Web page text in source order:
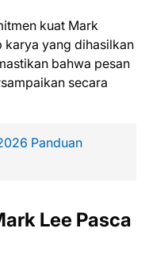
kuat Mark
karya yang dihasilkan
bahwa pesan
secara
Panduan
Lee Pasca